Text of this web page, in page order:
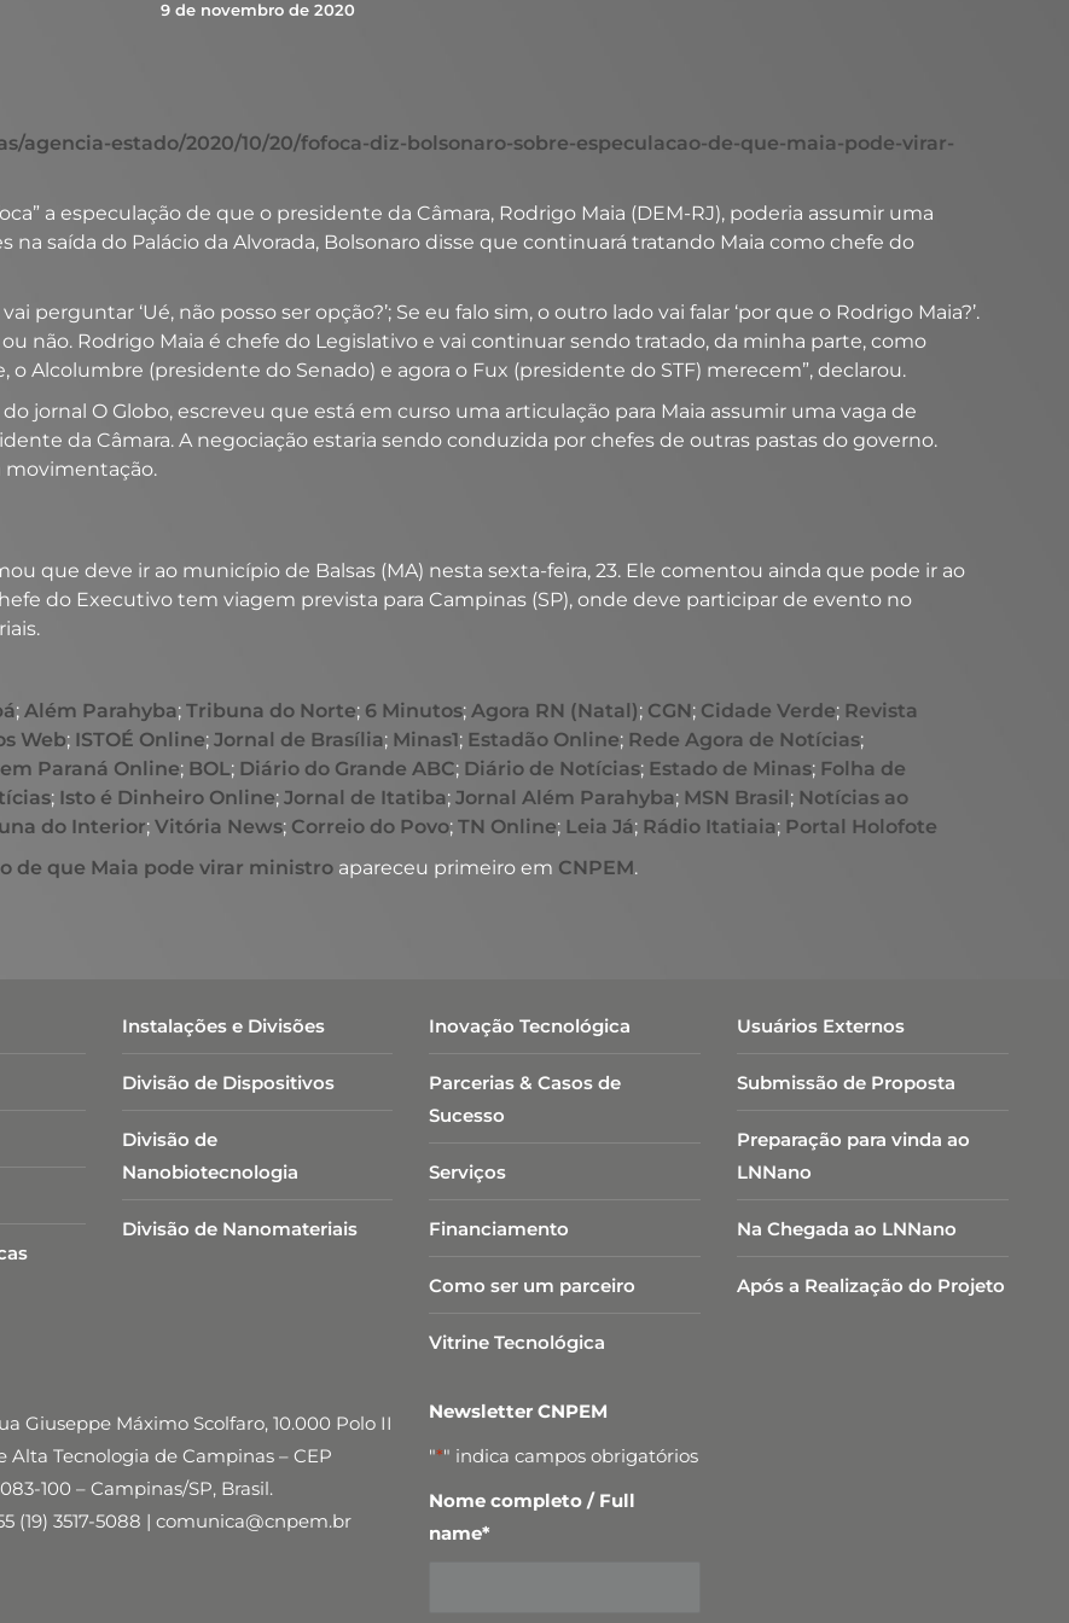
9 de novembro de 2020
agencia-estado/2020/10/20/fofoca-diz-bolsonaro-sobre-especulacao-de-que-maia-pode-virar-
a especulação de que o presidente da Câmara, Rodrigo Maia (DEM-RJ), poderia assumir uma
saída do Palácio da Alvorada, Bolsonaro disse que continuará tratando Maia como chefe do
perguntar ‘Ué, não posso ser opção?’; Se eu falo sim, o outro lado vai falar ‘por que o Rodrigo Maia?’.
não. Rodrigo Maia é chefe do Legislativo e vai continuar sendo tratado, da minha parte, como
Alcolumbre (presidente do Senado) e agora o Fux (presidente do STF) merecem”, declarou.
jornal O Globo, escreveu que está em curso uma articulação para Maia assumir uma vaga de
da Câmara. A negociação estaria sendo conduzida por chefes de outras pastas do governo.
movimentação.
que deve ir ao município de Balsas (MA) nesta sexta-feira, 23. Ele comentou ainda que pode ir ao
do Executivo tem viagem prevista para Campinas (SP), onde deve participar de evento no
; Além Parahyba; Tribuna do Norte; 6 Minutos; Agora RN (Natal); CGN; Cidade Verde; Revista
Web; ISTOÉ Online; Jornal de Brasília; Minas1; Estadão Online; Rede Agora de Notícias;
Paraná Online; BOL; Diário do Grande ABC; Diário de Notícias; Estado de Minas; Folha de
; Isto é Dinheiro Online; Jornal de Itatiba; Jornal Além Parahyba; MSN Brasil; Notícias ao
do Interior; Vitória News; Correio do Povo; TN Online; Leia Já; Rádio Itatiaia; Portal Holofote
de que Maia pode virar ministro apareceu primeiro em CNPEM.
Instalações e Divisões
Divisão de Dispositivos
Divisão de
Nanobiotecnologia​
Divisão de Nanomateriais
Inovação Tecnológica
Parcerias & Casos de
Sucesso
Serviços
Financiamento
Como ser um parceiro
Vitrine Tecnológica
Usuários Externos
Submissão de Proposta
Preparação para vinda ao
LNNano
Na Chegada ao LNNano
Após a Realização do Projeto
Giuseppe Máximo Scolfaro, 10.000 Polo II
Alta Tecnologia de Campinas – CEP
100 – Campinas/SP, Brasil.
(19) 3517-5088 | comunica@cnpem.br
Newsletter CNPEM
"*" indica campos obrigatórios
Nome completo / Full
name*